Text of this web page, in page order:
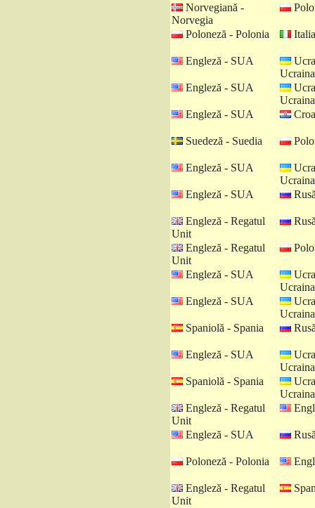
Norvegiană -
Norvegia
Poloneză - Polonia
Engleză - SUA
Ucraina
Engleză - SUA
Ucraina
Engleză - SUA
Suedeză - Suedia
Engleză - SUA
Ucraina
Engleză - SUA
Engleză - Regatul
Unit
Engleză - Regatul
Unit
Engleză - SUA
Ucraina
Engleză - SUA
Ucraina
Spaniolă - Spania
Engleză - SUA
Ucraina
Spaniolă - Spania
Ucraina
Engleză - Regatul
Unit
Engleză - SUA
Poloneză - Polonia
Engleză - Regatul
Unit